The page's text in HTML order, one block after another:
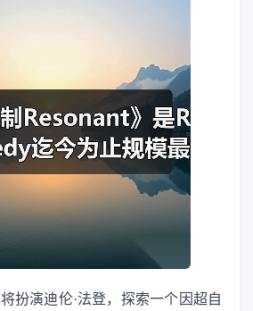
演迪伦·法登，探索一个因超自